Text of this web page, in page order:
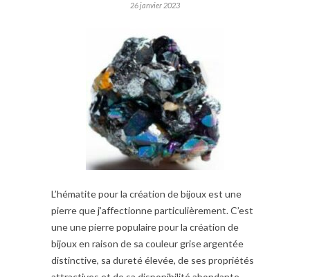
26 janvier 2023
L’hématite pour la création de bijoux est une
pierre que j’affectionne particulièrement. C’est
une une pierre populaire pour la création de
bijoux en raison de sa couleur grise argentée
distinctive, sa dureté élevée, de ses propriétés